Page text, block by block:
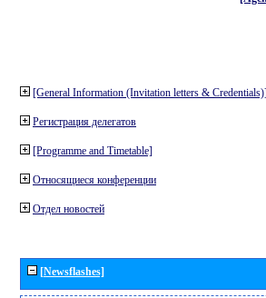
[General Information (Invitation letters &
Регистрация делегатов
[Programme and Timetable]
Относящиеся конференции
Отдел новостей
[Newsflashes]